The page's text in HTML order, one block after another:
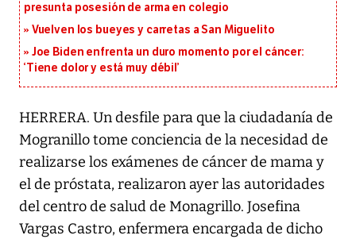
presunta posesión de arma en colegio
Vuelven los bueyes y carretas a San Miguelito
Joe Biden enfrenta un duro momento por el cáncer:
‘Tiene dolor y está muy débil’
HERRERA. Un desfile para que la ciudadanía de
Mogranillo tome conciencia de la necesidad de
realizarse los exámenes de cáncer de mama y
el de próstata, realizaron ayer las autoridades
del centro de salud de Monagrillo. Josefina
Vargas Castro, enfermera encargada de dicho